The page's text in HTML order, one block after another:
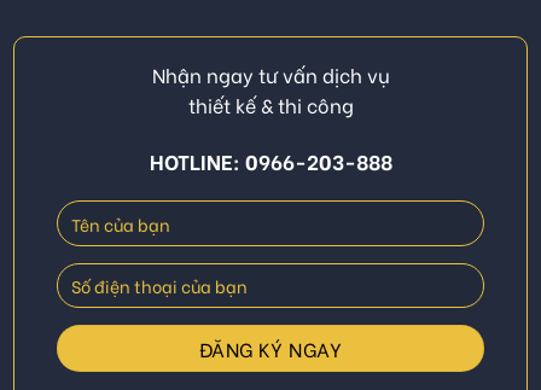
Nhận ngay tư vấn dịch vụ
thiết kế & thi công
HOTLINE: 0966-203-888